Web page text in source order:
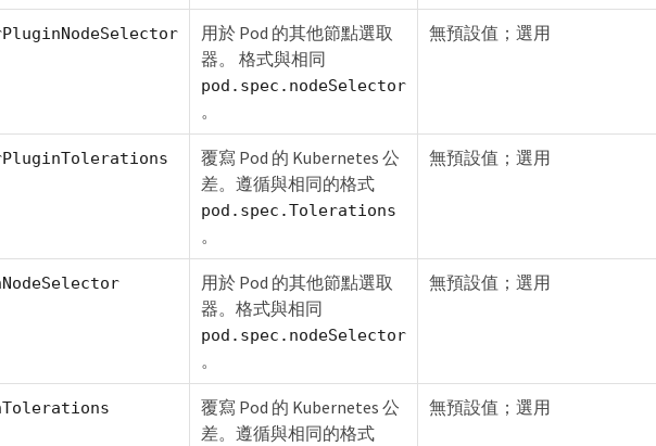
用於 Pod 的其他節點選取
器。 格式與相同
pod.spec.nodeSelector
。
無預設值；選用
覆寫 Pod 的 Kubernetes 公
差。遵循與相同的格式
pod.spec.Tolerations
。
無預設值；選用
用於 Pod 的其他節點選取
器。格式與相同
pod.spec.nodeSelector
。
無預設值；選用
覆寫 Pod 的 Kubernetes 公
差。遵循與相同的格式
無預設值；選用